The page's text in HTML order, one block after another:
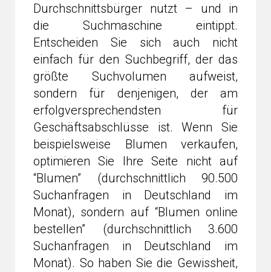
Durchschnittsbürger nutzt – und in
die Suchmaschine eintippt.
Entscheiden Sie sich auch nicht
einfach für den Suchbegriff, der das
größte Suchvolumen aufweist,
sondern für denjenigen, der am
erfolgversprechendsten für
Geschäftsabschlüsse ist. Wenn Sie
beispielsweise Blumen verkaufen,
optimieren Sie Ihre Seite nicht auf
“Blumen” (durchschnittlich 90.500
Suchanfragen in Deutschland im
Monat), sondern auf “Blumen online
bestellen” (durchschnittlich 3.600
Suchanfragen in Deutschland im
Monat). So haben Sie die Gewissheit,